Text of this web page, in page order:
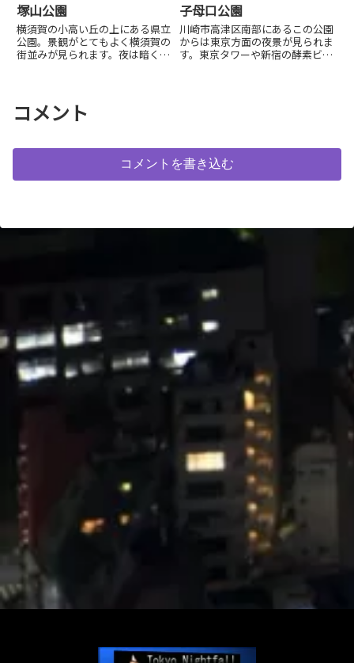
塚山公園
横須賀の小高い丘の上にある県立
公園。景観がとてもよく横須賀の
街並みが見られます。夜は暗く道
子母口公園
川崎市高津区南部にあるこの公園
からは東京方面の夜景が見られま
す。東京タワーや新宿の酵素ビル
コメント
コメントを書き込む